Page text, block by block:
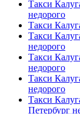
Такси
недорого
Такси
Такси
недорого
Такси
недорого
Такси
недорого
Такси
Петербург